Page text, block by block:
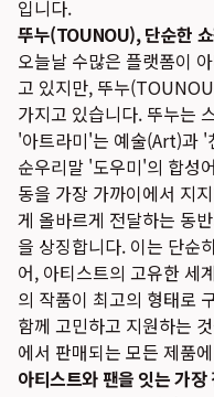
입니다.
뚜누(TOUNOU), 단순한
오늘날 수많은 플랫폼이
고 있지만, 뚜누
가지고 있습니다. 뚜누는
'아트라미'는 예술(Art)과 '
순우리말 '도우미'의 합성
동을 가장 가까이에서 지
게 올바르게 전달하는 동
을 상징합니다. 이는 단순
어, 아티스트의 고유한 세
의 작품이 최고의 형태로
함께 고민하고 지원하는
에서 판매되는 모든 제품
아티스트와 팬을 잇는 가장